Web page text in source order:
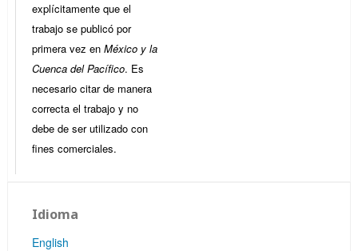
explícitamente que el
trabajo se publicó por
primera vez en México y la
Cuenca del Pacífico. Es
necesario citar de manera
correcta el trabajo y no
debe de ser utilizado con
fines comerciales.
Idioma
English